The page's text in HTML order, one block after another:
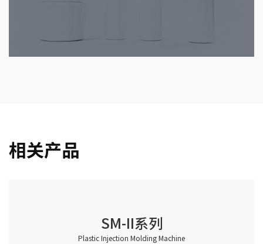
相关产品
SM-II系列
Plastic Injection Molding Machine